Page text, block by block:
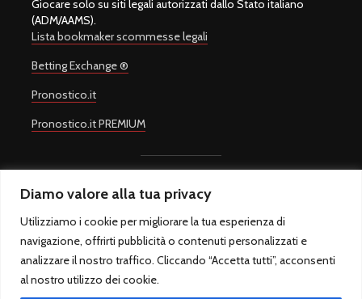
Diamo valore alla tua privacy
Utilizziamo i cookie per migliorare la tua esperienza di
navigazione, offrirti pubblicità o contenuti personalizzati e
analizzare il nostro traffico. Cliccando “Accetta tutti”, acconsenti
al nostro utilizzo dei cookie.
Giocare solo su siti legali autorizzati dallo Stato italiano
(ADM/AAMS).
Lista bookmaker scommesse legali
Betting Exchange ®
Pronostico.it
Pronostico.it PREMIUM
Copyright © 2008-2026.Quote Scommesse Calcio
marchio registrato.
Quote Scommesse Calcio fornisce pronostici sulle principali
competizioni sportive. Il gioco in Italia è regolamentato dall'Agenzia
Dogane e Monopoli ed è riservato ai maggiori di 18 anni.